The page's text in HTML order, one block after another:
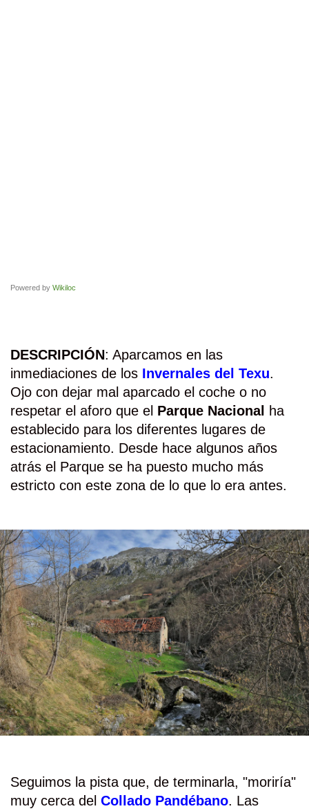
Powered by Wikiloc
DESCRIPCIÓN: Aparcamos en las
inmediaciones de los Invernales del Texu.
Ojo con dejar mal aparcado el coche o no
respetar el aforo que el Parque Nacional ha
establecido para los diferentes lugares de
estacionamiento. Desde hace algunos años
atrás el Parque se ha puesto mucho más
estricto con este zona de lo que lo era antes.
Seguimos la pista que, de terminarla, "moriría"
muy cerca del Collado Pandébano. Las